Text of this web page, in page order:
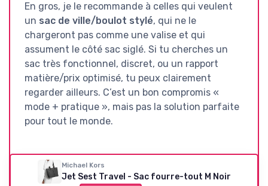
En gros, je le recommande à celles qui veulent
un sac de ville/boulot stylé, qui ne le
chargeront pas comme une valise et qui
assument le côté sac siglé. Si tu cherches un
sac très fonctionnel, discret, ou un rapport
matière/prix optimisé, tu peux clairement
regarder ailleurs. C’est un bon compromis «
mode + pratique », mais pas la solution parfaite
pour tout le monde.
Voir l'offre
Michael Kors
Jet Sest Travel - Sac fourre-tout M Noir